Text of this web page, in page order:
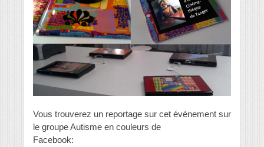
Vous trouverez un reportage sur cet événement sur
le groupe Autisme en couleurs de
Facebook: